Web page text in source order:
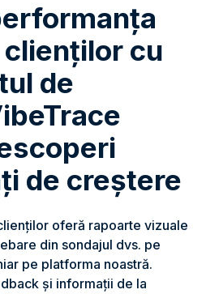
cu
de
de creștere
oferă rapoarte vizuale
din sondajul dvs. pe
pe platforma noastră.
și informații de la